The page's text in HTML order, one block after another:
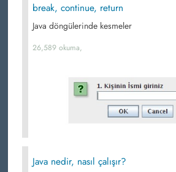
break, continue, return
Java döngülerinde kesmeler
26,589 okuma,
Java nedir, nasıl çalışır?